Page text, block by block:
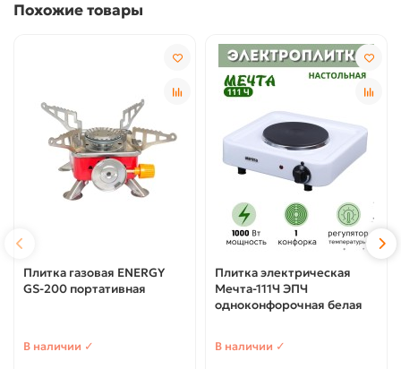
Похожие товары
Плитка газовая ENERGY
GS-200 портативная
В наличии ✓
Плитка электрическая
Мечта-111Ч ЭПЧ
одноконфорочная белая
В наличии ✓